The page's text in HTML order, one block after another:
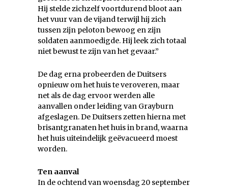
Hij stelde zichzelf voortdurend bloot aan
het vuur van de vijand terwijl hij zich
tussen zijn peloton bewoog en zijn
soldaten aanmoedigde. Hij leek zich totaal
niet bewust te zijn van het gevaar.”
De dag erna probeerden de Duitsers
opnieuw om het huis te veroveren, maar
net als de dag ervoor werden alle
aanvallen onder leiding van Grayburn
afgeslagen. De Duitsers zetten hierna met
brisantgranaten het huis in brand, waarna
het huis uiteindelijk geëvacueerd moest
worden.
Ten aanval
In de ochtend van woensdag 20 september